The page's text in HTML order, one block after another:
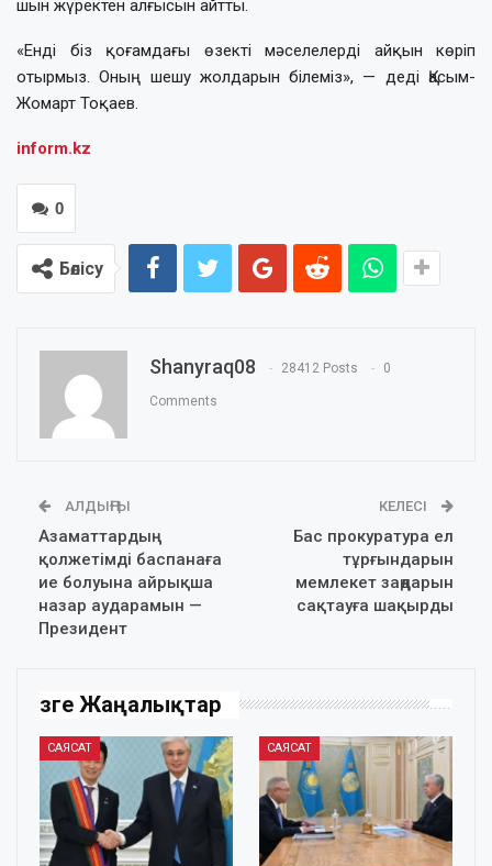
шын жүректен алғысын айтты.
«Енді біз қоғамдағы өзекті мәселелерді айқын көріп
отырмыз. Оның шешу жолдарын білеміз», — деді Қасым-
Жомарт Тоқаев.
inform.kz
0
Бөлісу
Shanyraq08 28412 Posts 0
Comments
АЛДЫҢҒЫ
Азаматтардың
қолжетімді баспанаға
ие болуына айрықша
назар аударамын —
Президент
КЕЛЕСІ
Бас прокуратура ел
тұрғындарын
мемлекет заңдарын
сақтауға шақырды
Өзге Жаңалықтар
САЯСАТ САЯСАТ